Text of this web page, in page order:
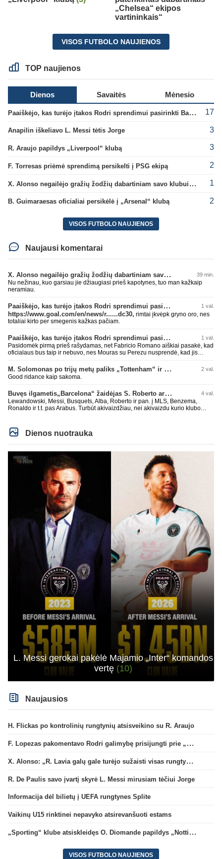
„Chelsea“ ekipos
vartininkais“
VISOS FUTBOLO NAUJIENOS
TOP naujienos
Dienos Savaitės Mėnesio
Paaiškėjo, kas turėjo įtakos Rodri sprendimui pasirinkti Barselonos pusę 17
Anapilin iškeliavo L. Messi tėtis Jorge 3
R. Araujo papildys „Liverpool“ klubą 3
F. Torresas priėmė sprendimą persikelti į PSG ekipą 2
X. Alonso negailėjo gražių žodžių dabartiniam savo klubui „Chelsea“ 1
B. Guimaraesas oficialiai persikėlė į „Arsenal“ klubą 2
VISOS FUTBOLO NAUJIENOS
Naujausi komentarai
X. Alonso negailėjo gražių žodžių dabartiniam savo klubui „Chelsea“ 39 min.
Nu nežinau, kuo garsiau jie džiaugiasi prieš kapotynes, tuo man kažkaip
neramiau.
Paaiškėjo, kas turėjo įtakos Rodri sprendimui pasirinkti Barselonos pusę 1 val.
https://www.goal.com/en/news/r......dc30, rimtai įkvėpk gryno oro, nes
totaliai kirto per smegenis kažkas pačiam.
Paaiškėjo, kas turėjo įtakos Rodri sprendimui pasirinkti Barselonos pusę 1 val.
Pasidomėk pirmą prieš rašydamas, net Fabricio Romano aiškiai pasakė, kad
oficialaus bus taip ir nebuvo, nes Mouras su Perezu nusprendė, kad jis
surasti info ar buvo oficialus bid. Atsakymas: Ne, oficialaus raštiško
pasiūlymo (official bid) Madrido „Real“ Mančesterio „City“ klubui už Rodri dar
nepateikė. ​Nors žiniasklaidoje (pvz., The Athletic, Diario AS) garsiai kalbama
kontaktus su žaidėjo stovykla ar „City“ vadovais, oficialus formalus
pasiūlymas iki šiol nėra registruotas. ​Ispanijos gigantai tikrina situaciją ir
vertina galimybes, tačiau kol kas viskas vyksta tik žvalgybos ir neoficialių
M. Solomonas po trijų metų paliks „Tottenham“ ir papildys „West Ham“ klubą 2 val.
Good ridance kaip sakoma.
Buvęs ilgametis„Barcelona“ žaidėjas S. Roberto artėja link persikėlimo į MLS 4 val.
Lewandowski, Messi, Busquets, Alba, Roberto ir pan. į MLS, Benzema,
Ronaldo ir t.t. pas Arabus. Turbūt akivaizdžiau, nei akivaizdu kurio klubo
Dienos nuotrauka
L. Messi gerokai pakėlė Majamio „Inter“ komandos
vertę (10)
Naujausios
H. Flickas po kontrolinių rungtynių atsisveikino su R. Araujo
F. Lopezas pakomentavo Rodri galimybę prisijungti prie „Barcelona“ ekipos
X. Alonso: „R. Lavia galų gale turėjo sužaisti visas rungtynes“
R. De Paulis savo įvartį skyrė L. Messi mirusiam tėčiui Jorge
Informacija dėl bilietų į UEFA rungtynes Splite
Vaikinų U15 rinktinei nepavyko atsirevanšuoti estams
„Sporting“ klube atsiskleidęs O. Diomande papildys „Nottingham“ gretas
VISOS FUTBOLO NAUJIENOS